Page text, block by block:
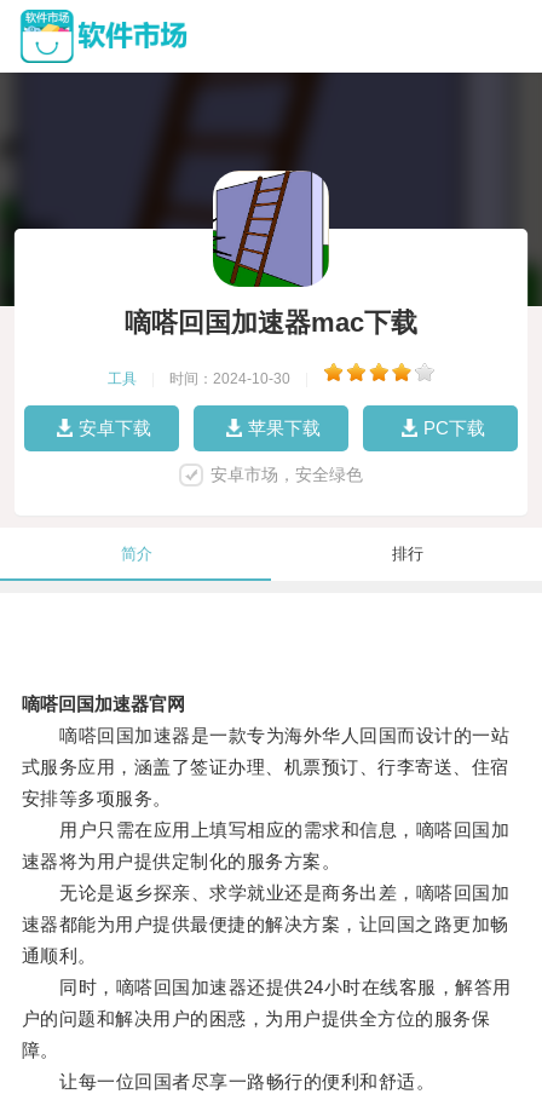
嘀嗒回国加速器mac下载
工具 时间：2024-10-30
安卓下载 苹果下载 PC下载
安卓市场，安全绿色
简介 排行
嘀嗒回国加速器官网
嘀嗒回国加速器是一款专为海外华人回国而设计的一站
式服务应用，涵盖了签证办理、机票预订、行李寄送、住宿
安排等多项服务。
用户只需在应用上填写相应的需求和信息，嘀嗒回国加
速器将为用户提供定制化的服务方案。
无论是返乡探亲、求学就业还是商务出差，嘀嗒回国加
速器都能为用户提供最便捷的解决方案，让回国之路更加畅
通顺利。
同时，嘀嗒回国加速器还提供24小时在线客服，解答用
户的问题和解决用户的困惑，为用户提供全方位的服务保
障。
让每一位回国者尽享一路畅行的便利和舒适。